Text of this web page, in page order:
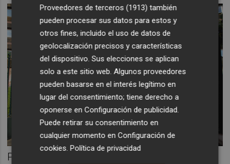
Por último,
Proveedores de terceros (1913) también
pueden procesar sus datos para estos y
otros fines, incluido el uso de datos de
geolocalización precisos y características
del dispositivo. Sus elecciones se aplican
solo a este sitio web. Algunos proveedores
pueden basarse en el interés legítimo en
lugar del consentimiento; tiene derecho a
oponerse enConfiguración de publicidad
Puede retirar su consentimiento en
cualquier momento enConfiguración de
cookies .Política de privacidad